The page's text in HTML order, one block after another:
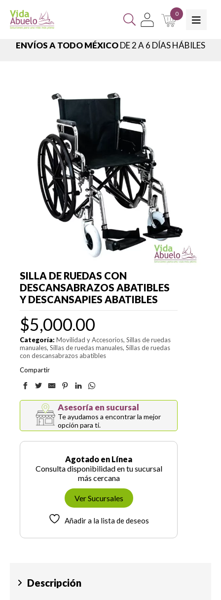
0
ENVÍOS A TODO MÉXICODE 2 A 6 DÍAS HÁBILES
SILLA DE RUEDAS CON
DESCANSABRAZOS ABATIBLES
Y DESCANSAPIES ABATIBLES
$5,000.00
Categoría: Movilidad y Accesorios Sillas de ruedas
manuales Sillas de ruedas manuales Sillas de ruedas
con descansabrazos abatibles
Compartir
Asesoría en sucursal
Te ayudamos a encontrar la mejor
opción para ti.
Agotado en Línea
Consulta disponibilidad en tu sucursal
más cercana
Ver Sucursales
Añadir a la lista de deseos
Descripción